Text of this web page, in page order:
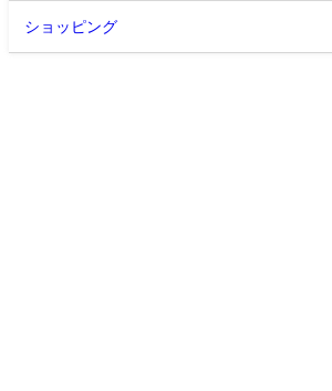
ショッピング